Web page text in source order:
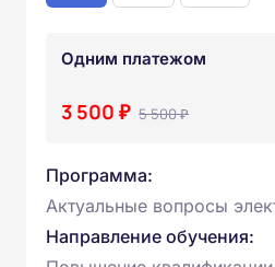
Одним платежом
3 500 ₽ 5 500 ₽
Программа:
Актуальные вопросы
Направление обучения: